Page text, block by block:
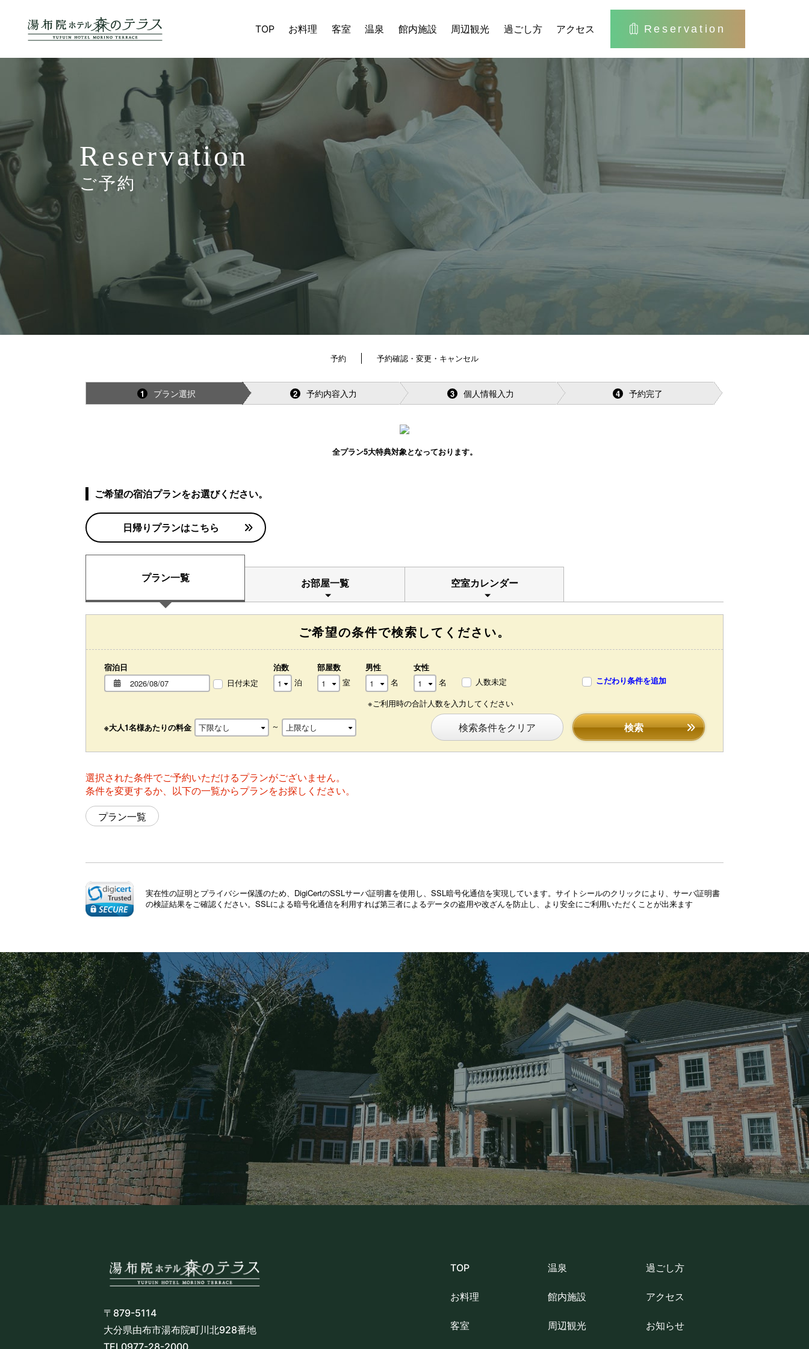
TOP お料理 客室 温泉 館内施設 周辺観光 過ごし方 アクセス Reservation
Reservation
ご予約
予約 予約確認・変更・キャンセル
1 プラン選択 2 予約内容入力 3 個人情報入力 4 予約完了
全プラン5大特典対象となっております。
ご希望の宿泊プランをお選びください。
日帰りプランはこちら
プラン一覧 お部屋一覧 空室カレンダー
ご希望の条件で検索してください。
宿泊日
日付未定
泊数
泊
部屋数
室
男性
名
女性
名
人数未定
※ご利用時の合計人数を入力してください
こだわり条件を追加
※大人1名様あたりの料金 ～ 検索条件をクリア 検索
選択された条件でご予約いただけるプランがございません。
条件を変更するか、以下の一覧からプランをお探しください。
プラン一覧
実在性の証明とプライバシー保護のため、DigiCertのSSLサーバ証明書を使用し、SSL暗号化通信を実現しています。サイトシールのクリックにより、サーバ証明書
の検証結果をご確認ください。SSLによる暗号化通信を利用すれば第三者によるデータの盗用や改ざんを防止し、より安全にご利用いただくことが出来ます
〒879-5114
大分県由布市湯布院町川北928番地
TEL 0977-28-2000
TOP 温泉 過ごし方
お料理 館内施設 アクセス
客室 周辺観光 お知らせ